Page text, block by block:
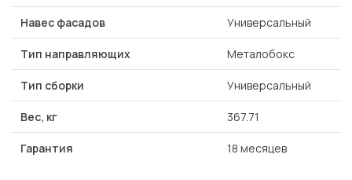
Навес фасадов Универсальный
Тип направляющих Металобокс
Тип сборки Универсальный
Вес, кг 367.71
Гарантия 18 месяцев